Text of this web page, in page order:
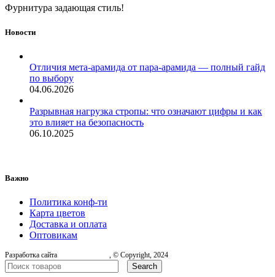
Фурнитура задающая стиль!
Новости
Отличия мета-арамида от пара-арамида — полный гайд
по выбору
04.06.2026
Разрывная нагрузка стропы: что означают цифры и как
это влияет на безопасность
06.10.2025
Важно
Политика конф-ти
Карта цветов
Доставка и оплата
Оптовикам
Разработка сайта , © Copyright, 2024
Search